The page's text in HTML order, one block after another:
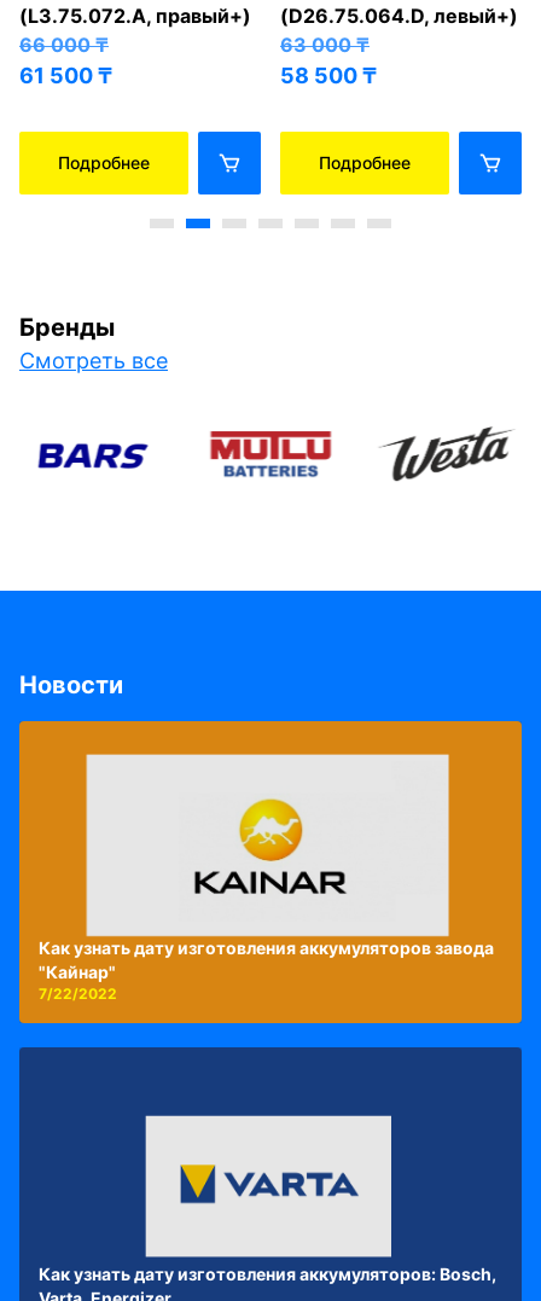
(L3.75.072.A, правый+)
66 000₸
61 500₸
Подробнее
(D26.75.064.D, левый+)
63 000₸
58 500₸
Подробнее
Бренды
Смотреть все
Новости
Как узнать дату изготовления аккумуляторов завода
"Кайнар"
7/22/2022
Как узнать дату изготовления аккумуляторов: Bosch,